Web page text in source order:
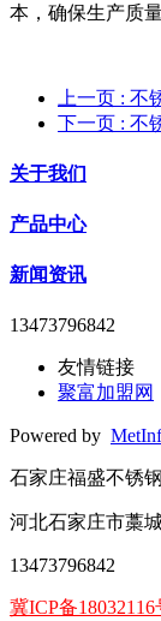
本，确保生产质量
上一页 : 不
下一页 : 不
关于我们
产品中心
新闻资讯
13473796842
友情链接
聚富加盟网
Powered by
石家庄福盛不锈
河北石家庄市藁
13473796842
冀ICP备18032116